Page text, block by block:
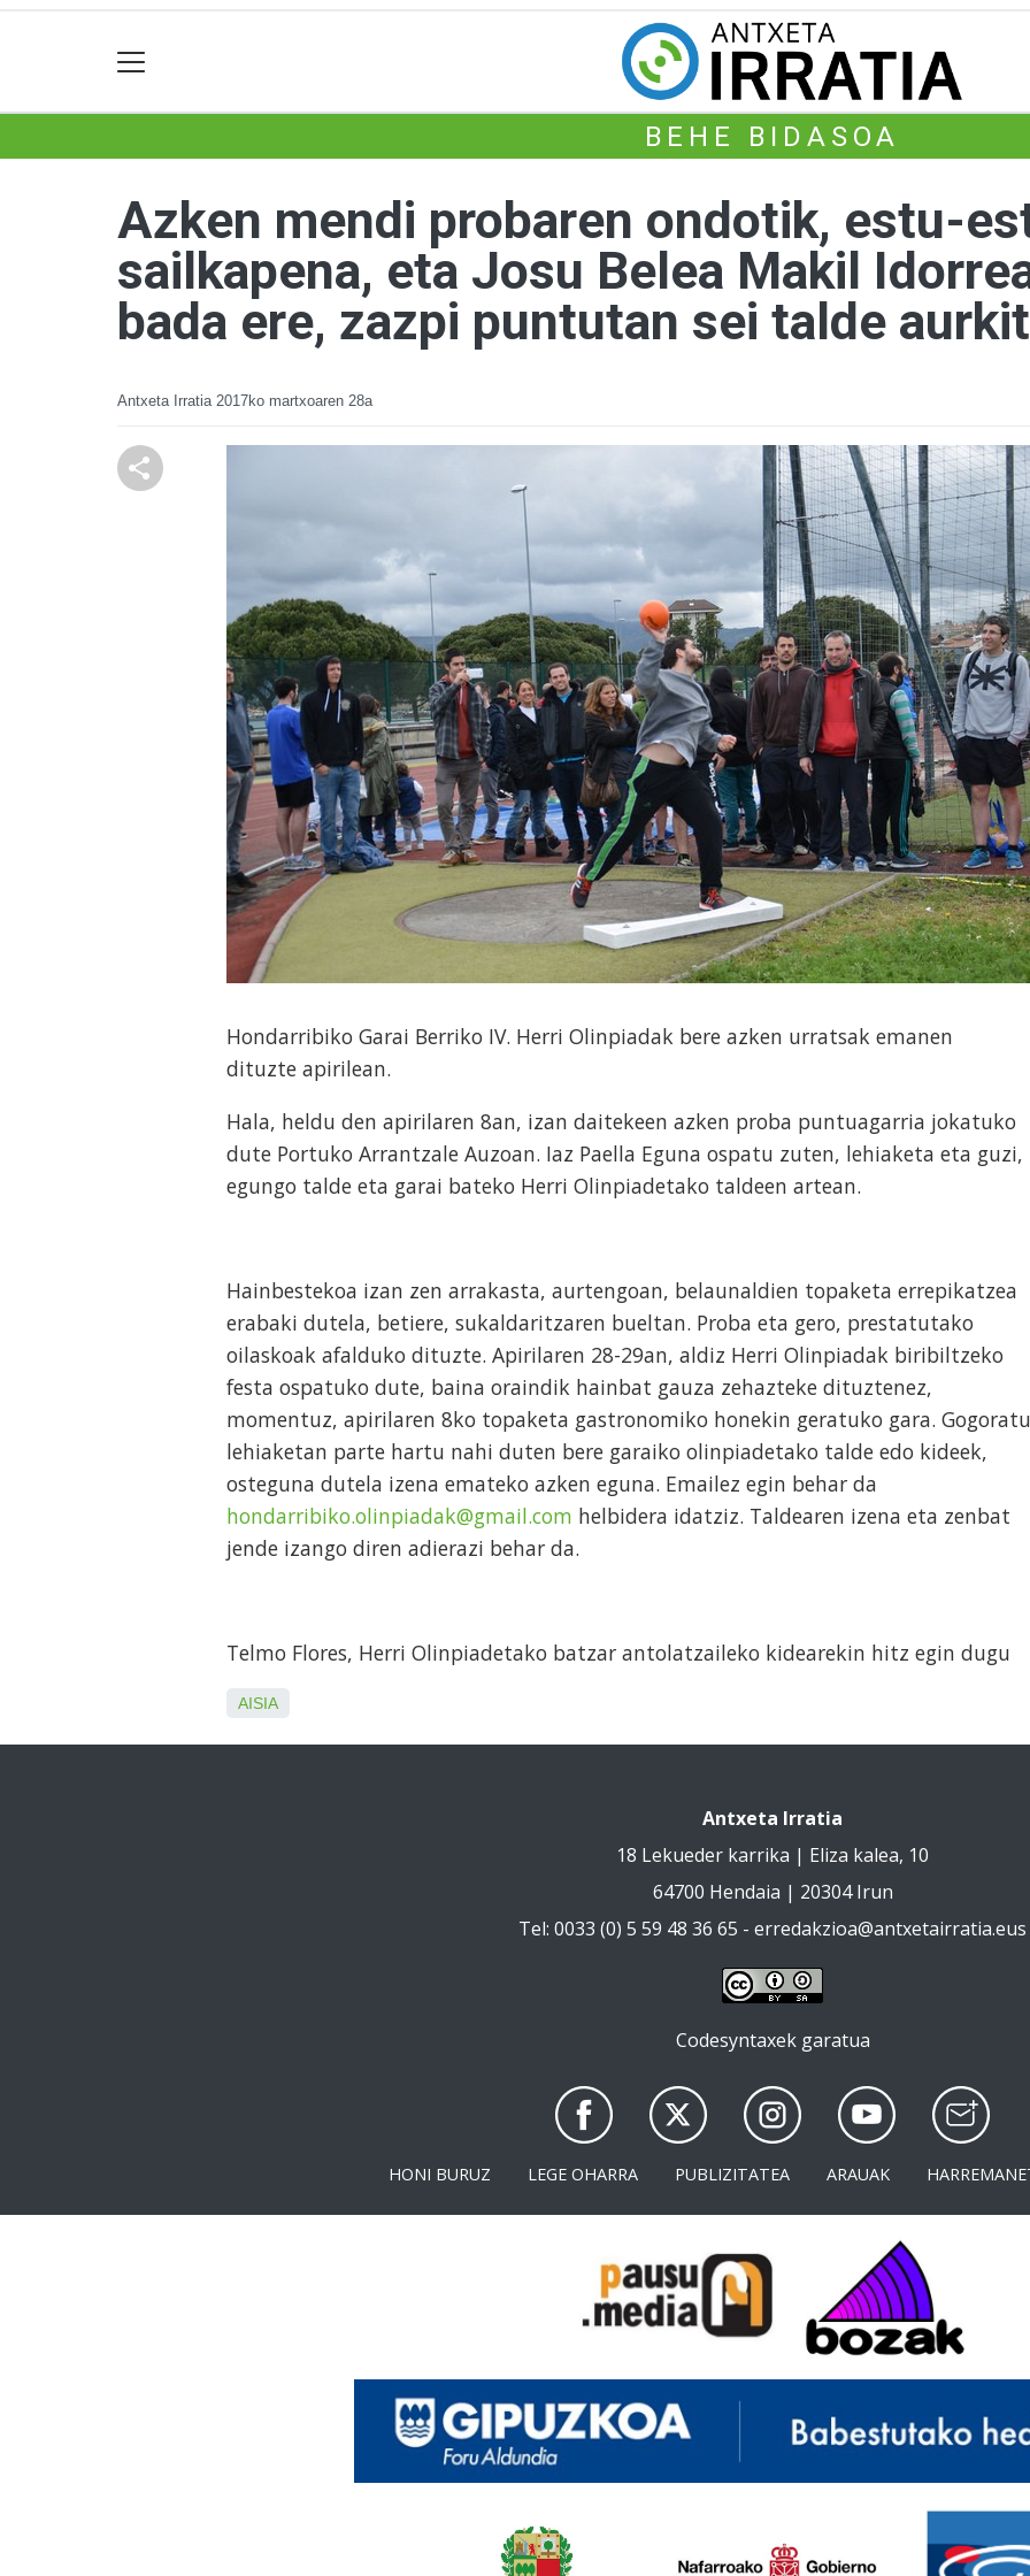
BEHE BIDASOA
Azken mendi probaren ondotik, estu-
sailkapena, eta Josu Belea Makil
bada ere, zazpi puntutan sei talde
Antxeta Irratia 2017ko martxoaren 28a
Hondarribiko Garai Berriko IV. Herri Olinpiadak bere azken urratsak emanen
dituzte apirilean.
Hala, heldu den apirilaren 8an, izan daitekeen azken proba puntuagarria jokatuko
dute Portuko Arrantzale Auzoan. Iaz Paella Eguna ospatu zuten, lehiaketa eta guzi,
egungo talde eta garai bateko Herri Olinpiadetako taldeen artean.
Hainbestekoa izan zen arrakasta, aurtengoan, belaunaldien topaketa errepikatzea
erabaki dutela, betiere, sukaldaritzaren bueltan. Proba eta gero, prestatutako
oilaskoak afalduko dituzte. Apirilaren 28-29an, aldiz Herri Olinpiadak biribiltzeko
festa ospatuko dute, baina oraindik hainbat gauza zehazteke dituztenez,
momentuz, apirilaren 8ko topaketa gastronomiko honekin geratuko gara.
lehiaketan parte hartu nahi duten bere garaiko olinpiadetako talde edo kideek,
osteguna dutela izena emateko azken eguna. Emailez egin behar da
hondarribiko.olinpiadak@gmail.com helbidera idatziz. Taldearen izena eta zenbat
jende izango diren adierazi behar da.
Telmo Flores, Herri Olinpiadetako batzar antolatzaileko kidearekin hitz egin dugu
AISIA
Antxeta Irratia
18 Lekueder karrika | Eliza kalea, 10
64700 Hendaia | 20304 Irun
Tel: 0033 (0) 5 59 48 36 65 - erredakzioa@antxetairratia.eus
Codesyntaxek garatua
HONI BURUZ LEGE OHARRA PUBLIZITATEA ARAUAK